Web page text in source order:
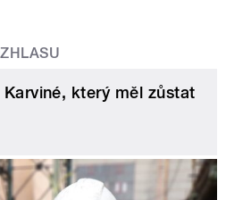
který měl zůstat